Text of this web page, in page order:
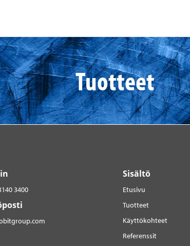
Tuotteet
3400
Sisältö
Etusivu
Tuotteet
Käyttökohteet
Referenssit